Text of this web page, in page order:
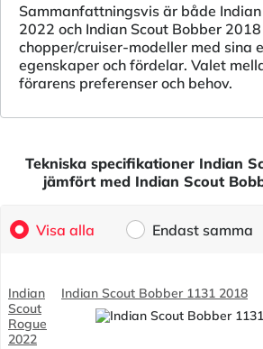
Sammanfattningsvis är både Indian
2022 och Indian Scout Bobber
chopper/cruiser-modeller med sina
egenskaper och fördelar. Valet
förarens preferenser och behov.
Tekniska specifikationer Indian
jämfört med Indian Scout
Visa alla Endast samma
Indian
Scout
Rogue
2022
Indian Scout Bobber 1131 2018